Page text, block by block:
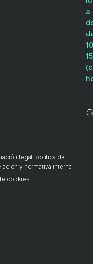
a
legal, política de
y normativa interna
cookies